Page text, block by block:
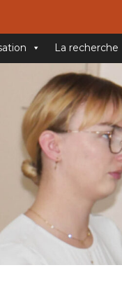
La recherche